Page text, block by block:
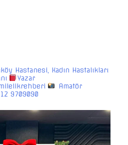
Hastanesi, Kadın Hastalıkları
Yazar
Amatör
9709090